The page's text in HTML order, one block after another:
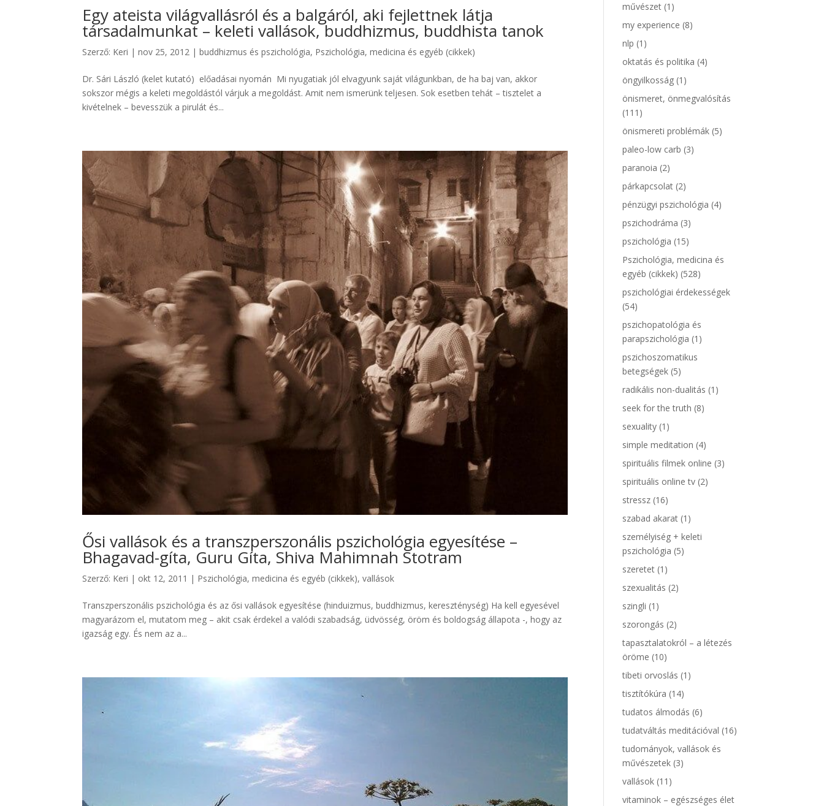
Egy ateista világvallásról és a balgáról, aki fejlettnek látja
társadalmunkat – keleti vallások, buddhizmus, buddhista tanok
Szerző: Keri |nov 25, 2012 |buddhizmus és pszichológia, Pszichológia, medicina és egyéb (cikkek)
Dr. Sári László (kelet kutató) előadásai nyomán Mi nyugatiak jól elvagyunk saját világunkban, de ha baj van, akkor
sokszor mégis a keleti megoldástól várjuk a megoldást. Amit nem ismerünk teljesen. Sok esetben tehát – tisztelet a
kivételnek – bevesszük a pirulát és...
Ősi vallások és a transzperszonális pszichológia egyesítése –
Bhagavad-gíta, Guru Gíta, Shiva Mahimnah Stotram
Szerző: Keri | okt 12, 2011 | Pszichológia, medicina és egyéb (cikkek),vallások
Transzperszonális pszichológia és az ősi vallások egyesítése (hinduizmus, buddhizmus, kereszténység) Ha kell egyesével
magyarázom el, mutatom meg – akit csak érdekel a valódi szabadság, üdvösség, öröm és boldogság állapota -, hogy az
igazság egy. És nem az a...
művészet (1)
my experience (8)
nlp (1)
oktatás és politika (4)
öngyilkosság (1)
önismeret, önmegvalósítás
(111)
önismereti problémák (5)
paleo-low carb (3)
paranoia (2)
párkapcsolat (2)
pénzügyi pszichológia (4)
pszichodráma (3)
pszichológia (15)
Pszichológia, medicina és
egyéb (cikkek) (528)
pszichológiai érdekességek
(54)
pszichopatológia és
parapszichológia (1)
pszichoszomatikus
betegségek (5)
radikális non-dualitás (1)
seek for the truth (8)
sexuality (1)
simple meditation (4)
spirituális filmek online (3)
spirituális online tv (2)
stressz (16)
szabad akarat (1)
személyiség + keleti
pszichológia (5)
szeretet (1)
szexualitás (2)
szingli (1)
szorongás (2)
tapasztalatokról – a létezés
öröme (10)
tibeti orvoslás (1)
tisztítókúra (14)
tudatos álmodás (6)
tudatváltás meditációval (16)
tudományok, vallások és
művészetek (3)
vallások (11)
vitaminok – egészséges élet